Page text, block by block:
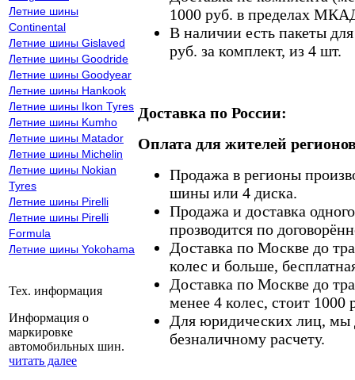
Летние шины
Continental
Летние шины Gislaved
Летние шины Goodride
Летние шины Goodyear
Летние шины Hankook
Летние шины Ikon Tyres
Летние шины Kumho
Летние шины Matador
Летние шины Michelin
Летние шины Nokian
Tyres
Летние шины Pirelli
Летние шины Pirelli
Formula
Летние шины Yokohama
Тех. информация
Информация о
маркировке
автомобильных шин.
читать далее
1000 руб. в пределах
В наличии есть пакеты
руб. за комплект, из 4 шт.
Доставка по России:
Оплата для жителей
Продажа в регионы
шины или 4 диска.
Продажа и доставка
прозводится по
Доставка по Москве до
колес и больше,
Доставка по Москве до
менее 4 колес, стоит 1000
Для юридических лиц, мы
безналичному расчету.